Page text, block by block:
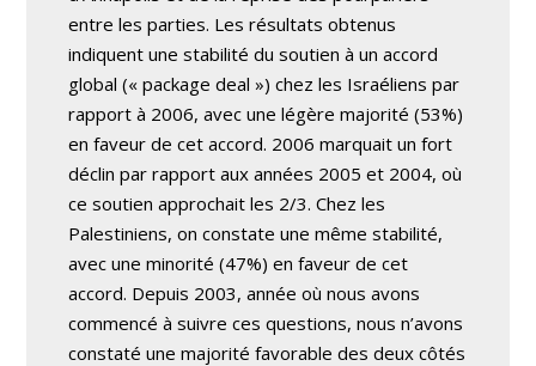
entre les parties. Les résultats obtenus
indiquent une stabilité du soutien à un accord
global (« package deal ») chez les Israéliens par
rapport à 2006, avec une légère majorité (53%)
en faveur de cet accord. 2006 marquait un fort
déclin par rapport aux années 2005 et 2004, où
ce soutien approchait les 2/3. Chez les
Palestiniens, on constate une même stabilité,
avec une minorité (47%) en faveur de cet
accord. Depuis 2003, année où nous avons
commencé à suivre ces questions, nous n’avons
constaté une majorité favorable des deux côtés